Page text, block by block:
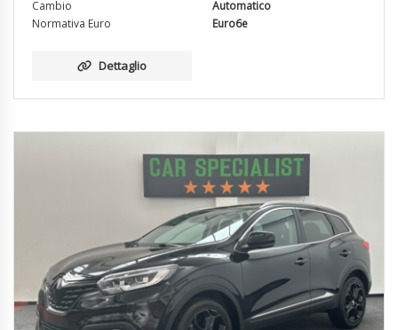
Cambio
Automatico
Normativa Euro
Euro6e
Dettaglio